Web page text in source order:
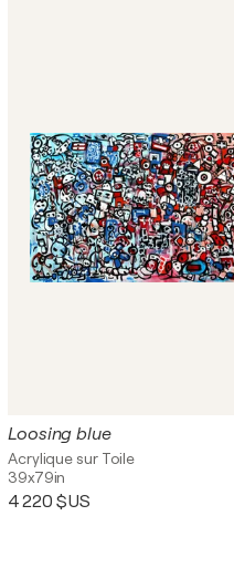
Loosing blue
Acrylique sur Toile
39x79in
4 220 $US